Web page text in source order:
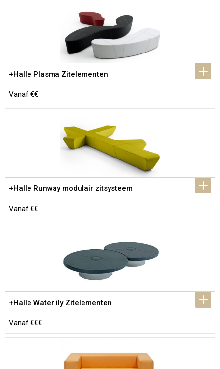
+Halle Plasma Zitelementen
Vanaf €€
+Halle Runway modulair zitsysteem
Vanaf €€
+Halle Waterlily Zitelementen
Vanaf €€€